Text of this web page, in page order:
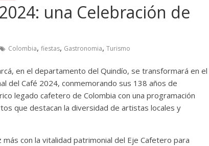
una Celebración de
Colombia, fiestas, Gastronomia, Turismo
en el departamento del Quindío, se transformará en el
del Café 2024, conmemorando sus 138 años de
legado cafetero de Colombia con una programación
que destacan la diversidad de artistas locales y
con la vitalidad patrimonial del Eje Cafetero para